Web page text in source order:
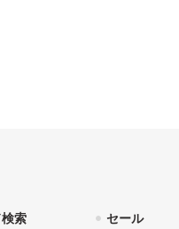
索
セール